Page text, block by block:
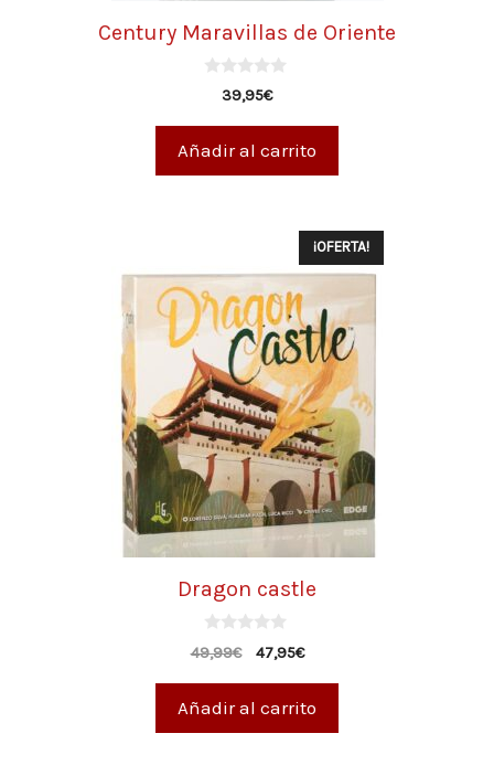
Century Maravillas de Oriente
39,95€
Añadir al carrito
¡OFERTA!
Dragon castle
0
d
49,99€ 47,95€
Añadir al carrito